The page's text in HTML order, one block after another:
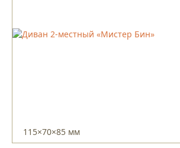
115×70×85 мм